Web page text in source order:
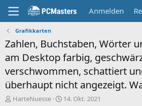
Anmelden
Grafikkarten
Zahlen, Buchstaben, Wörter
am Desktop farbig,
verschwommen, schattiert
überhaupt nicht angezeigt.
E
HarteNuesse
E14. Okt. 2021